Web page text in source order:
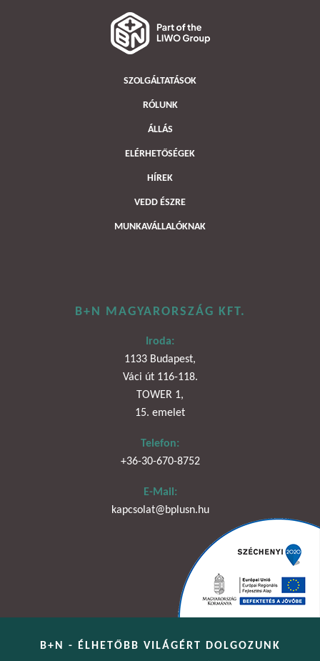
SZOLGÁLTATÁSOK
RÓLUNK
ÁLLÁS
ELÉRHETŐSÉGEK
HÍREK
VEDD ÉSZRE
MUNKAVÁLLALÓKNAK
B+N MAGYARORSZÁG KFT.
Iroda:
1133 Budapest,
Váci út 116-118.
TOWER 1,
15. emelet
Telefon:
+36-30-670-8752
E-Mail:
kapcsolat@bplusn.hu
B+N - ÉLHETŐBB VILÁGÉRT DOLGOZUNK